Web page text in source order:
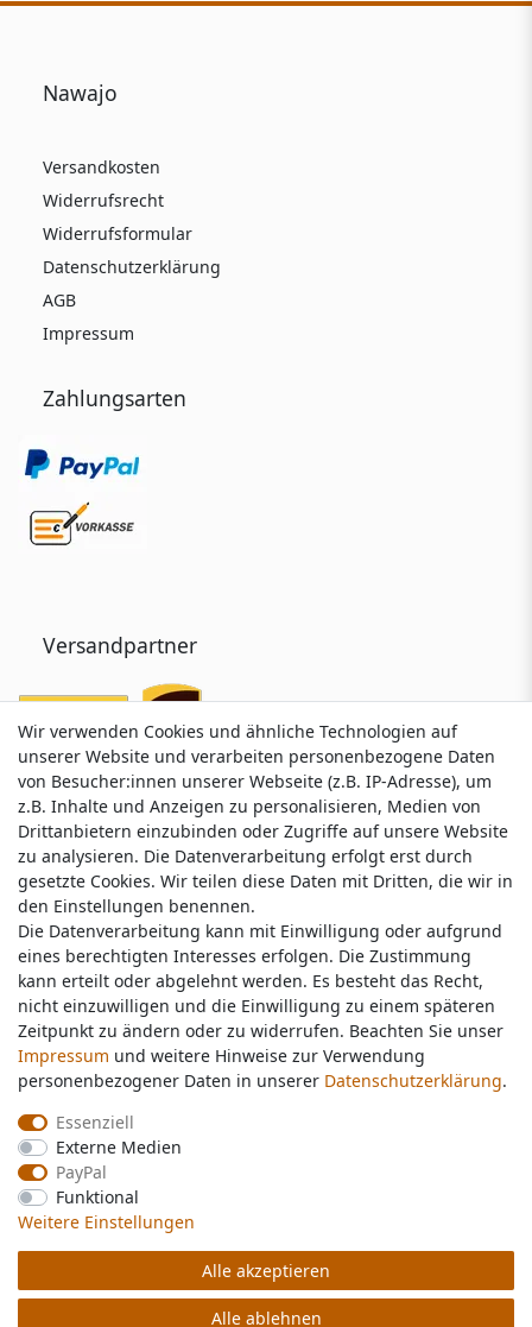
Nawajo
Versandkosten
Widerrufsrecht
Widerrufsformular
Datenschutzerklärung
AGB
Impressum
Zahlungsarten
Versandpartner
Service & Kontakt
Wünschen Sie einen Rückruf?
service@nawajo.de
Schreiben Sie uns:
service@nawajo.de
Durchschnittliche Bewertung von
Bewertungsgrundlage des Anbieters: 5 Verkaufs- und 3 Bewertungsplattformen
© Copyright 2026 nawajo.de | Alle Rechte vorbehalten.
Wir verwenden Cookies und ähnliche Technologien auf
unserer Website und verarbeiten personenbezogene Daten
von Besucher:innen unserer Webseite (z.B. IP-Adresse), um
z.B. Inhalte und Anzeigen zu personalisieren, Medien von
Drittanbietern einzubinden oder Zugriffe auf unsere Website
zu analysieren. Die Datenverarbeitung erfolgt erst durch
gesetzte Cookies. Wir teilen diese Daten mit Dritten, die wir in
den Einstellungen benennen.
Die Datenverarbeitung kann mit Einwilligung oder aufgrund
eines berechtigten Interesses erfolgen. Die Zustimmung
kann erteilt oder abgelehnt werden. Es besteht das Recht,
nicht einzuwilligen und die Einwilligung zu einem späteren
Zeitpunkt zu ändern oder zu widerrufen. Beachten Sie unser
Impressum und weitere Hinweise zur Verwendung
personenbezogener Daten in unserer Daten­schutz­erklärung.
Essenziell
Externe Medien
PayPal
Funktional
Weitere Einstellungen
Alle akzeptieren
Alle ablehnen
Wir verwenden Cookies und ähnliche Technologien auf
unserer Website und verarbeiten personenbezogene Daten
von Besucher:innen unserer Webseite (z.B. IP-Adresse), um
z.B. Inhalte und Anzeigen zu personalisieren, Medien von
Drittanbietern einzubinden oder Zugriffe auf unsere Website
zu analysieren. Die Datenverarbeitung erfolgt erst durch
gesetzte Cookies. Wir teilen diese Daten mit Dritten, die wir in
den Einstellungen benennen.
Die Datenverarbeitung kann mit Einwilligung oder aufgrund
eines berechtigten Interesses erfolgen. Die Zustimmung
kann erteilt oder abgelehnt werden. Es besteht das Recht,
nicht einzuwilligen und die Einwilligung zu einem späteren
Zeitpunkt zu ändern oder zu widerrufen. Beachten Sie unser
Impressum und weitere Hinweise zur Verwendung
personenbezogener Daten in unserer Daten­schutz­erklärung.
Essenziell
Externe Medien
PayPal
Funktional
Weitere Einstellungen
Alle akzeptieren
Alle ablehnen